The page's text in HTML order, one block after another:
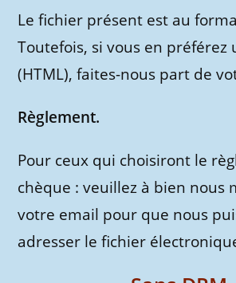
Le fichier présent est au
Toutefois, si vous en préférez
(HTML), faites-nous part de
Règlement.
Pour ceux qui choisiront le
chèque : veuillez à bien nous
votre email pour que nous
adresser le fichier